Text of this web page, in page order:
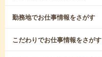
勤務地でお仕事情報をさがす
こだわりでお仕事情報をさがす